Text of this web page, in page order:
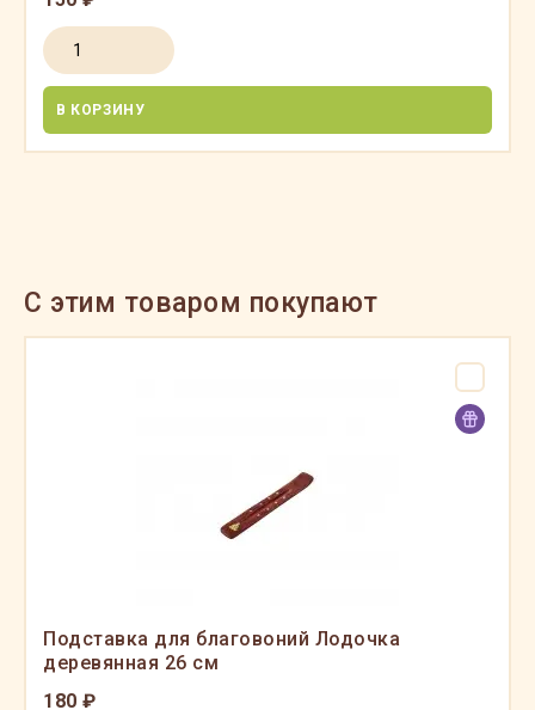
В КОРЗИНУ
C этим товаром покупают
Подставка для благовоний Лодочка
деревянная 26 см
180 ₽